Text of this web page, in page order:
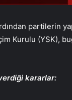
partilerin
Kurulu (YSK),
kararlar: